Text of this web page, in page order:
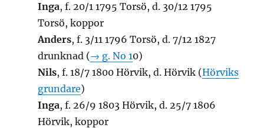
Inga, f. 20/1 1795 Torsö, d. 30/12 1795
Torsö, koppor
Anders, f. 3/11 1796 Torsö, d. 7/12 1827
drunknad (→ g. No 10)
Nils, f. 18/7 1800 Hörvik, d. Hörvik (Hörviks
grundare)
Inga, f. 26/9 1803 Hörvik, d. 25/7 1806
Hörvik, koppor